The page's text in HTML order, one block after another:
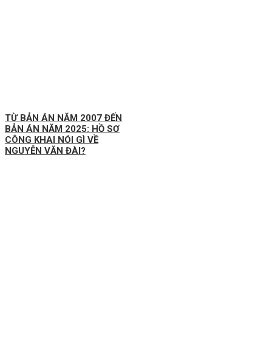
TỪ BẢN ÁN NĂM 2007 ĐẾN
BẢN ÁN NĂM 2025: HỒ SƠ
CÔNG KHAI NÓI GÌ VỀ
NGUYỄN VĂN ĐÀI?